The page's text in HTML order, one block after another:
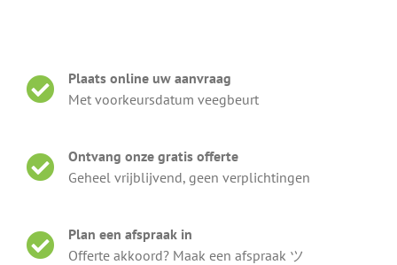
Plaats online uw aanvraag
Met voorkeursdatum veegbeurt
Ontvang onze gratis offerte
Geheel vrijblijvend, geen verplichtingen
Plan een afspraak in
Offerte akkoord? Maak een afspraak ツ